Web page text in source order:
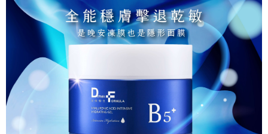
2.付款方式選擇「大哥付你分期」，訂單成立後會自動跳轉到大哥付的交易
流程，驗證手機門號後，選擇欲分期的期數、繳款截止日，確認付款後即完
成交易。
3.實際核准額度、可分期數及費用金額請依後續交易確認頁面所載為準。
4.訂單成立30分鐘內，如未前往確認交易或遇審核未通過，訂單將自動取
消。如遇「轉專審核」未通過狀況，表示未達大哥付你分期系統評分，恕無
法說明評估內容。
【繳款方式說明】
1.分期款項不併入電信帳單，「大哥付你分期」於每月結算日後寄送繳費提
醒簡訊。
2.透過簡訊連結打開帳單後，可選擇「超商條碼／台灣大直營門市／銀行轉
帳／街口支付／iPASS MONEY」等通路繳費。
相關說明
【關於「AFTEE先享後付」】
AFTEE先享後付是「在收到商品之後才付款」的支付方式。 讓您購物簡單
便利好安心！
１．簡單：不需註冊會員、不需綁卡、不需儲值。
２．便利：只要手機號碼，簡訊認證，即可結帳。
３．安心：先確認商品／服務後，再付款。
【「AFTEE先享後付」結帳流程】
１．於結帳方式選擇「AFTEE先享後付」後，將跳轉至「AFTEE先享後付」
結帳頁面，進行簡訊認證並確認金額後，即可完成結帳。
２．訂單成立數日內，您將收到繳費通知簡訊。
Hami Point
「Hami Point」為中華電信所提供之點數服務，可於會員專區綁定中華電信
會員帳號後，即可在購物車使用 Hami Point 折抵消費金額 (1點等於1元)。
ATM付款
貨到付款
運送方式